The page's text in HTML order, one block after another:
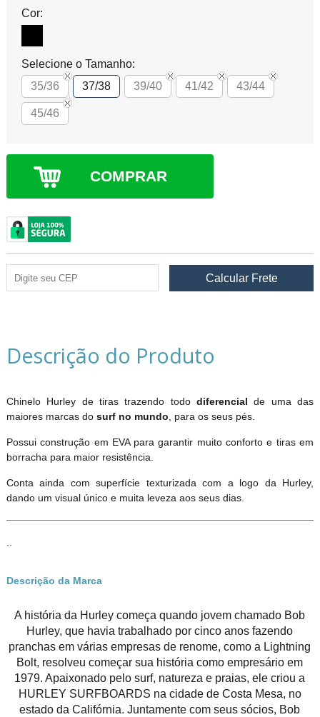
Cor:
Selecione o Tamanho:
35/36
37/38 39/40 41/42 43/44
45/46
COMPRAR
Descrição do Produto
Chinelo Hurley de tiras trazendo tododiferencial de uma das
maiores marcas do surf no mundo, para os seus pés.
Possui construção em EVA para garantir muito conforto e tiras em
borracha para maior resistência.
Conta ainda com superfície texturizada com a logo da Hurley,
dando um visual único e muita leveza aos seus dias.
..
Descrição da Marca
A história da Hurley começa quando jovem chamado Bob
Hurley, que havia trabalhado por cinco anos fazendo
pranchas em várias empresas de renome, como a Lightning
Bolt, resolveu começar sua história como empresário em
1979. Apaixonado pelo surf, natureza e praias, ele criou a
HURLEY SURFBOARDS na cidade de Costa Mesa, no
estado da Califórnia. Juntamente com seus sócios, Bob